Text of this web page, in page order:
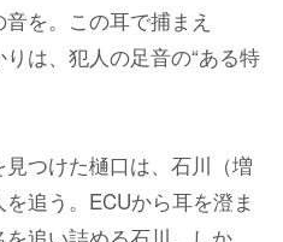
を。この耳で捕まえ
は、犯人の足音の“ある特
つけた樋口は、石川（増
追う。ECUから耳を澄ま